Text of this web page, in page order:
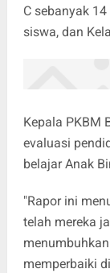
C sebanyak
siswa, dan
Kepala PKBM
evaluasi
belajar Anak
"Rapor ini
telah mereka
memperbaiki